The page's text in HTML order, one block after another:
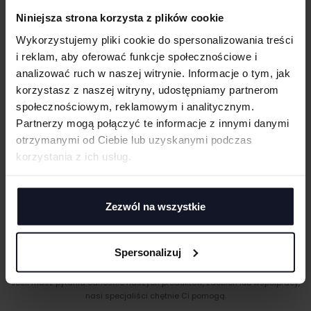
Niniejsza strona korzysta z plików cookie
Wykorzystujemy pliki cookie do spersonalizowania treści
i reklam, aby oferować funkcje społecznościowe i
analizować ruch w naszej witrynie. Informacje o tym, jak
korzystasz z naszej witryny, udostępniamy partnerom
społecznościowym, reklamowym i analitycznym.
Partnerzy mogą połączyć te informacje z innymi danymi
otrzymanymi od Ciebie lub uzyskanymi podczas
korzystania z ich usług.
Zezwól na wszystkie
Spersonalizuj
Zapięcie na zatrzaski w kroku
GRAMATURA I SKŁAD
CERTYFIKATY
TECHNIKI ZDOBIENIA
Haft komputerowy
Haft komputerowy to technologia pozwalająca wykonywać zdobienia
Sitodruk to technika znakowania, która wygrywa trwałością i ceną przy
większych seriach. Idealny do koszulek, bluz i odzieży firmowej,
Zdobienie przy pomocy folii flex lub flock pozwala na aplikację
materiału wyciętego przez ploter bezpośrednio na odzieży, koszulkach,
torbach, parasolach, odzieży roboczej i innych tekstyliach.
WIELKOŚĆ
W:
cm | SZ: cm
WGRAJ GRAFIKĘ
UWAGI
DODAJ
MASZ PYTANIA? ZAPYTAJ SPECJALISTĘ
Jeśli masz pytania odnośnie naszych produktów, zdobień lub współpracy,
nasi specjaliści chętnie Ci pomogą.